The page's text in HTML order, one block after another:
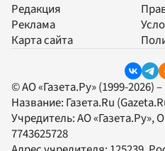
Редакция
Реклама
Карта сайта
© АО «Газета.Ру» (1999-2026)
Название: Газета.Ru
Учредитель:АО «Газета.Ру»,
7743625728